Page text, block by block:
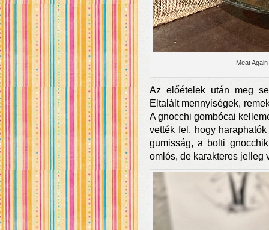
Meat
Az előételek után meg
Eltalált mennyiségek,
A gnocchi gombócai
vették fel, hogy
gumisság, a bolti
omlós, de karakteres jelleg